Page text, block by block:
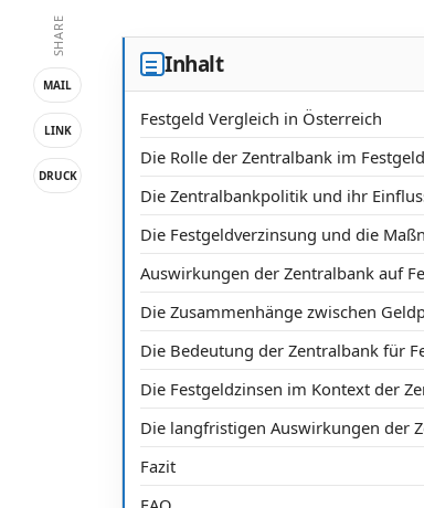
SHARE
MAIL
LINK
DRUCK
Inhalt
Festgeld Vergleich in Österreich
Die Rolle der Zentralbank im
Die Zentralbankpolitik und ihr
Die Festgeldverzinsung und die
Auswirkungen der Zentralbank auf
Die Zusammenhänge zwischen
Die Bedeutung der Zentralbank für
Die Festgeldzinsen im Kontext der
Die langfristigen Auswirkungen der
Fazit